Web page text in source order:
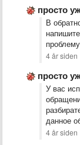
просто
В
4 år siden
просто
У вас
данное
4 år siden